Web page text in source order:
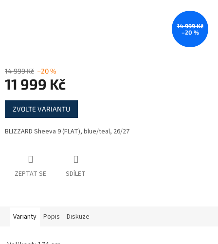
14 999 Kč
–20 %
14 999 Kč –20 %
11 999 Kč
Měrná
cena:
ZVOLTE VARIANTU
BLIZZARD Sheeva 9 (FLAT), blue/teal, 26/27
ZEPTAT SE SDÍLET
Varianty Popis Diskuze